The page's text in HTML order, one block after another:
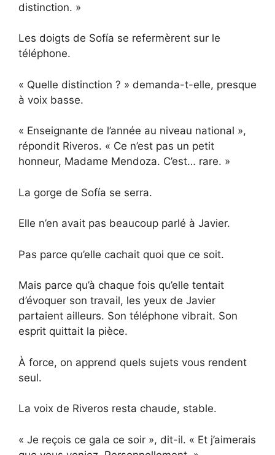
distinction. »
Les doigts de Sofía se refermèrent sur le
téléphone.
« Quelle distinction ? » demanda-t-elle, presque
à voix basse.
« Enseignante de l’année au niveau national »,
répondit Riveros. « Ce n’est pas un petit
honneur, Madame Mendoza. C’est… rare. »
La gorge de Sofía se serra.
Elle n’en avait pas beaucoup parlé à Javier.
Pas parce qu’elle cachait quoi que ce soit.
Mais parce qu’à chaque fois qu’elle tentait
d’évoquer son travail, les yeux de Javier
partaient ailleurs. Son téléphone vibrait. Son
esprit quittait la pièce.
À force, on apprend quels sujets vous rendent
seul.
La voix de Riveros resta chaude, stable.
« Je reçois ce gala ce soir », dit-il. « Et j’aimerais